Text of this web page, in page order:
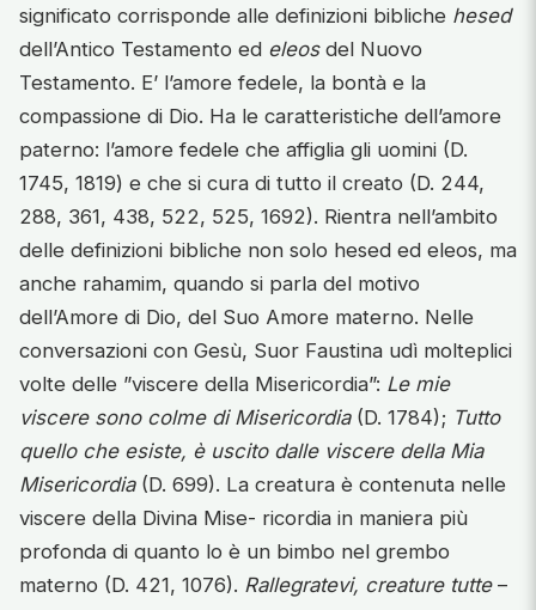
significato corrisponde alle definizioni bibliche hesed
dell’Antico Testamento ed eleosdel Nuovo
Testamento. E’ l’amore fedele, la bontà e la
compassione di Dio. Ha le caratteristiche dell’amore
paterno: l’amore fedele che affiglia gli uomini (D.
1745, 1819) e che si cura di tutto il creato (D. 244,
288, 361, 438, 522, 525, 1692). Rientra nell’ambito
delle definizioni bibliche non solo hesed ed eleos, ma
anche rahamim, quando si parla del motivo
dell’Amore di Dio, del Suo Amore materno. Nelle
conversazioni con Gesù, Suor Faustina udì molteplici
volte delle ”viscere della Misericordia”: Le mie
viscere sono colme di Misericordia(D. 1784); Tutto
quello che esiste, è uscito dalle viscere della Mia
Misericordia(D. 699). La creatura è contenuta nelle
viscere della Divina Mise- ricordia in maniera più
profonda di quanto lo è un bimbo nel grembo
materno (D. 421, 1076). Rallegratevi, creature tutte–